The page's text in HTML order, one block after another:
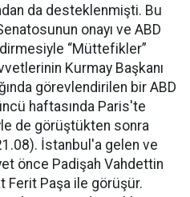
da desteklenmişti. Bu
onayı ve ABD
“Müttefikler”
Kurmay Başkanı
görevlendirilen bir ABD
haftasında Paris'te
de görüştükten sonra
İstanbul'a gelen ve
önce Padişah Vahdettin
Ferit Paşa ile görüşür.